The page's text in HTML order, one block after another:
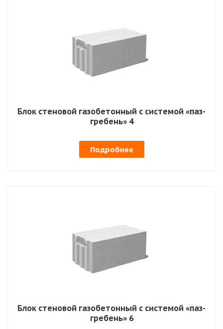
Блок стеновой газобетонный с системой «паз-
гребень» 4
Подробнее
Блок стеновой газобетонный с системой «паз-
гребень» 6